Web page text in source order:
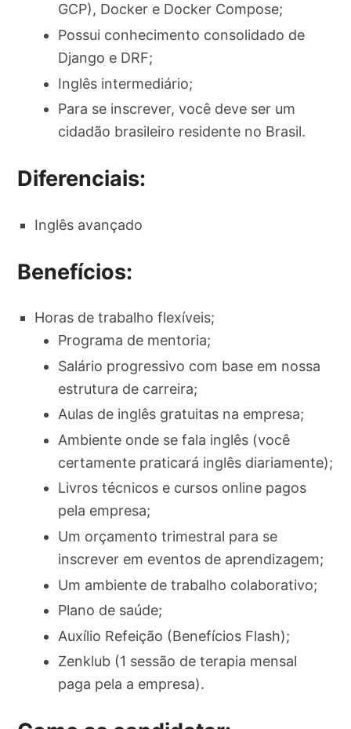
GCP), Docker e Docker Compose;
Possui conhecimento consolidado de
Django e DRF;
Inglês intermediário;
Para se inscrever, você deve ser um
cidadão brasileiro residente no Brasil.
Diferenciais:
Inglês avançado
Benefícios:
Horas de trabalho flexíveis;
Programa de mentoria;
Salário progressivo com base em nossa
estrutura de carreira;
Aulas de inglês gratuitas na empresa;
Ambiente onde se fala inglês (você
certamente praticará inglês diariamente);
Livros técnicos e cursos online pagos
pela empresa;
Um orçamento trimestral para se
inscrever em eventos de aprendizagem;
Um ambiente de trabalho colaborativo;
Plano de saúde;
Auxílio Refeição (Benefícios Flash);
Zenklub (1 sessão de terapia mensal
paga pela a empresa).